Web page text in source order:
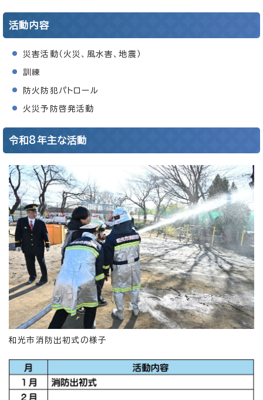
活動内容
災害活動（火災、風水害、地震）
訓練
防火防犯パトロール
火災予防啓発活動
令和8年主な活動
和光市消防出初式の様子